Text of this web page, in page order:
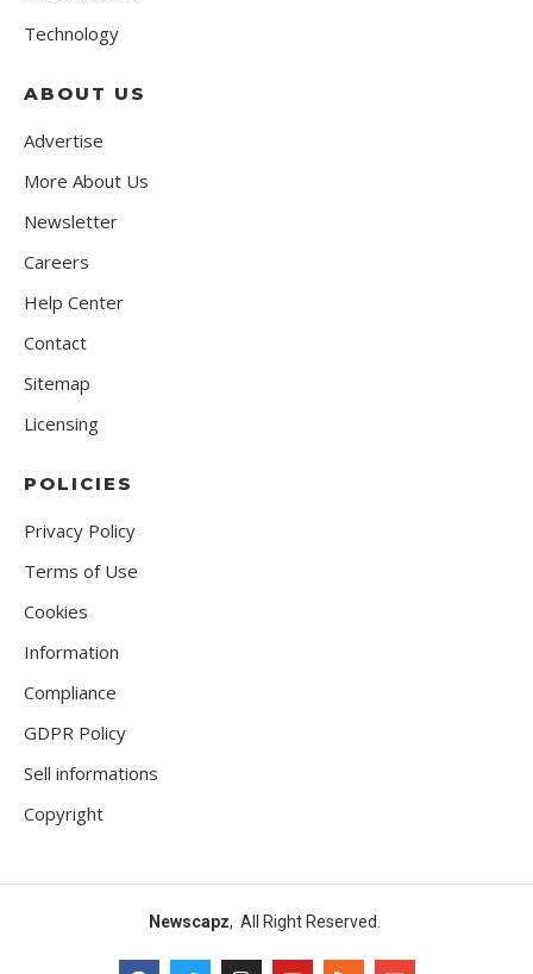
Technology
ABOUT US
Advertise
More About Us
Newsletter
Careers
Help Center
Contact
Sitemap
Licensing
POLICIES
Privacy Policy
Terms of Use
Cookies
Information
Compliance
GDPR Policy
Sell informations
Copyright
Newscapz, All Right Reserved.